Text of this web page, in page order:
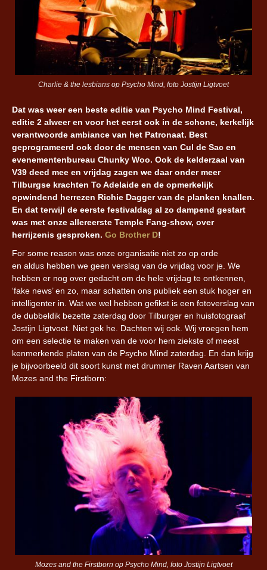
Charlie & the lesbians op Psycho Mind, foto Jostijn Ligtvoet
Dat was weer een beste editie van Psycho Mind Festival,
editie 2 alweer en voor het eerst ook in de schone, kerkelijk
verantwoorde ambiance van het Patronaat. Best
geprogrameerd ook door de mensen van Cul de Sac en
evenementenbureau Chunky Woo. Ook de kelderzaal van
V39 deed mee en vrijdag zagen we daar onder meer
Tilburgse krachten To Adelaide en de opmerkelijk
opwindend herrezen Richie Dagger van de planken knallen.
En dat terwijl de eerste festivaldag al zo dampend gestart
was met onze allereerste Temple Fang-show, over
herrijzenis gesproken. Go Brother D!
For some reason was onze organisatie niet zo op orde
en aldus hebben we geen verslag van de vrijdag voor je. We
hebben er nog over gedacht om de hele vrijdag te ontkennen,
‘fake news’ en zo, maar schatten ons publiek een stuk hoger en
intelligenter in. Wat we wel hebben gefikst is een fotoverslag van
de dubbeldik bezette zaterdag door Tilburger en huisfotograaf
Jostijn Ligtvoet. Niet gek he. Dachten wij ook. Wij vroegen hem
om een selectie te maken van de voor hem ziekste of meest
kenmerkende platen van de Psycho Mind zaterdag. En dan krijg
je bijvoorbeeld dit soort kunst met drummer Raven Aartsen van
Mozes and the Firstborn:
Mozes and the Firstborn op Psycho Mind, foto Jostijn Ligtvoet